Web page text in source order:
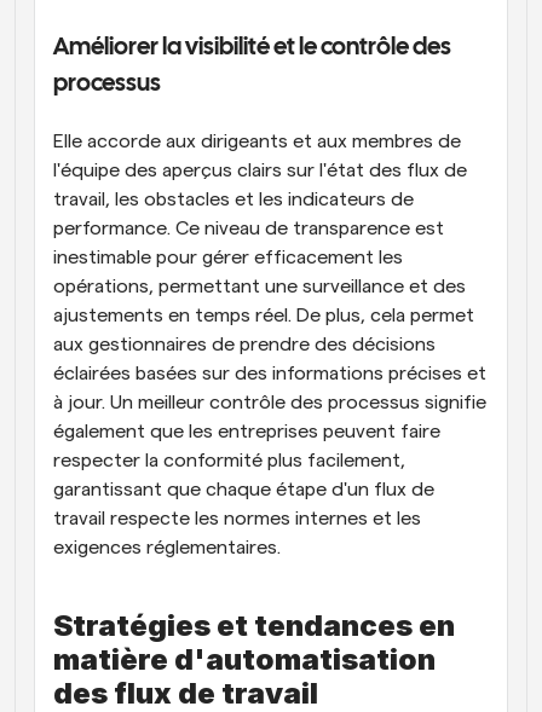
Améliorer la visibilité et le contrôle des
processus
Elle accorde aux dirigeants et aux membres de
l'équipe des aperçus clairs sur l'état des flux de
travail, les obstacles et les indicateurs de
performance. Ce niveau de transparence est
inestimable pour gérer efficacement les
opérations, permettant une surveillance et des
ajustements en temps réel. De plus, cela permet
aux gestionnaires de prendre des décisions
éclairées basées sur des informations précises et
à jour. Un meilleur contrôle des processus signifie
également que les entreprises peuvent faire
respecter la conformité plus facilement,
garantissant que chaque étape d'un flux de
travail respecte les normes internes et les
exigences réglementaires.
Stratégies et tendances en
matière d'automatisation
des flux de travail